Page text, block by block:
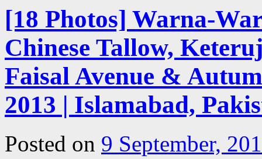
[18 Photos] Warna-
Chinese Tallow,
Faisal Avenue &
2013 | Islamabad,
Posted on 9 September,